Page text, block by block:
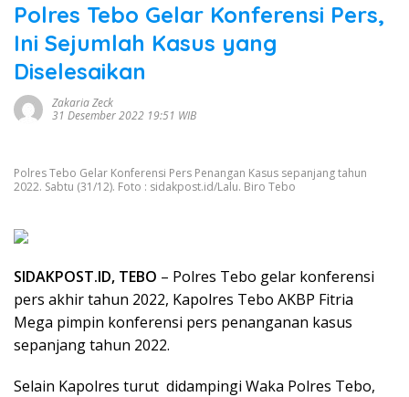
Polres Tebo Gelar Konferensi Pers,
Ini Sejumlah Kasus yang
Diselesaikan
Zakaria Zeck
31 Desember 2022 19:51 WIB
Polres Tebo Gelar Konferensi Pers Penangan Kasus sepanjang tahun
2022. Sabtu (31/12). Foto : sidakpost.id/Lalu. Biro Tebo
SIDAKPOST.ID, TEBO – Polres Tebo gelar konferensi
pers akhir tahun 2022, Kapolres Tebo AKBP Fitria
Mega pimpin konferensi pers penanganan kasus
sepanjang tahun 2022.
Selain Kapolres turut didampingi Waka Polres Tebo,